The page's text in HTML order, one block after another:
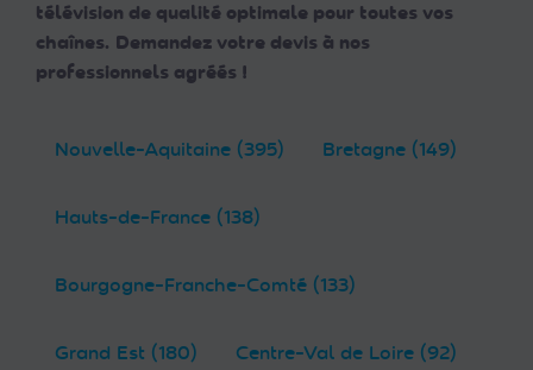
télévision de qualité optimale pour toutes vos
chaînes. Demandez votre devis à nos
professionnels agréés !
Nouvelle-Aquitaine (395) Bretagne (149)
Hauts-de-France (138)
Bourgogne-Franche-Comté (133)
Grand Est (180) Centre-Val de Loire (92)